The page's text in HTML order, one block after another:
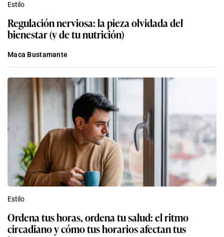
Estilo
Regulación nerviosa: la pieza olvidada del
bienestar (y de tu nutrición)
Maca Bustamante
Estilo
Ordena tus horas, ordena tu salud: el ritmo
circadiano y cómo tus horarios afectan tus